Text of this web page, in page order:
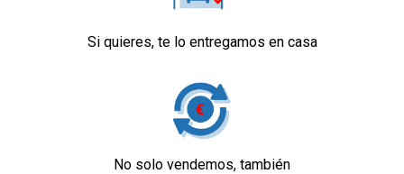
Si quieres, te lo entregamos en casa
No solo vendemos, también